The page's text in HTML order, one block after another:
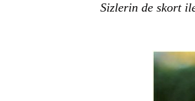
Sizlerin de skort